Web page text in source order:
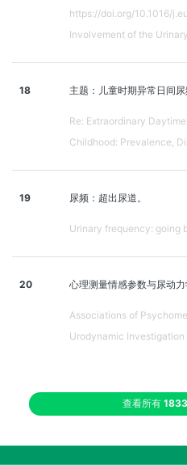
https://doi.org/10.1016/
Involvement of the
18 主题：儿童时期异常日间
Re: Extraordinary
Childhood: Prevalence,
19 尿频：超出尿道。
Urinary frequency: going
20 心理测量情感参数与尿动力
Associations of
Urodynamic
查看所有 1833